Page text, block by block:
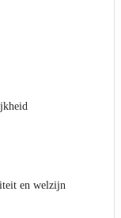
en welzijn